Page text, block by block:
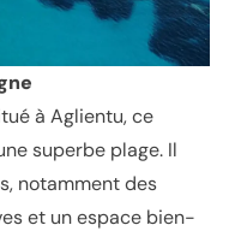
à Aglientu, ce
superbe plage. Il
notamment des
et un espace bien-